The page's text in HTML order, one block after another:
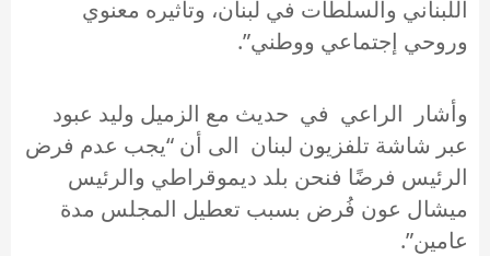
اللبناني والسلطات في لبنان، وتأثيره معنوي
وروحي إجتماعي ووطني”.
وأشار الراعي في حديث مع الزميل وليد عبود
عبر شاشة تلفزيون لبنان الى أن “يجب عدم فرض
الرئيس فرضًا فنحن بلد ديموقراطي والرئيس
ميشال عون فُرض بسبب تعطيل المجلس مدة
عامين”.